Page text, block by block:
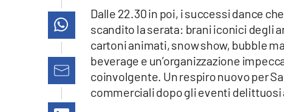
lacapitalenews.it
Dalle 22.30 in poi, i successi dance
scandito la serata: brani iconici degli
cartoni animati, snow show, bubble
beverage e un’organizzazione
coinvolgente. Un respiro nuovo per
commerciali dopo gli eventi